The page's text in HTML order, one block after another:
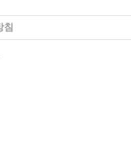
침